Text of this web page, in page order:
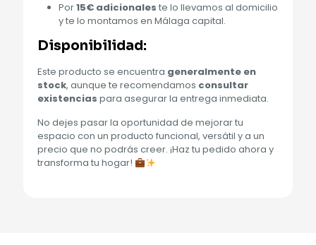
Por15€ adicionales te lo llevamos al domicilio
y te lo montamos en Málaga capital.
Disponibilidad:
Este producto se encuentra generalmente en
stock, aunque te recomendamos consultar
existencias para asegurar la entrega inmediata.
No dejes pasar la oportunidad de mejorar tu
espacio con un producto funcional, versátil y a un
precio que no podrás creer. ¡Haz tu pedido ahora y
transforma tu hogar!